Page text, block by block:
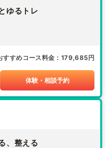
ゆるトレ
すすめコース料金 179,685円
体験・相談予約
、整える